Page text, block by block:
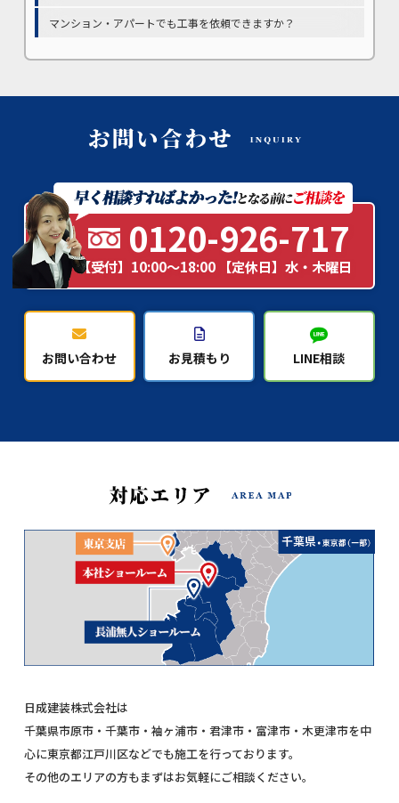
マンション・アパートでも工事を依頼できますか？
0120-926-717
【受付】10:00～18:00 【定休日】水・木曜日
お問い合わせ お見積もり LINE相談
日成建装株式会社は
千葉県市原市・千葉市・袖ヶ浦市・君津市・富津市・木更津市を中
心に東京都江戸川区などでも施工を行っております。
その他のエリアの方もまずはお気軽にご相談ください。